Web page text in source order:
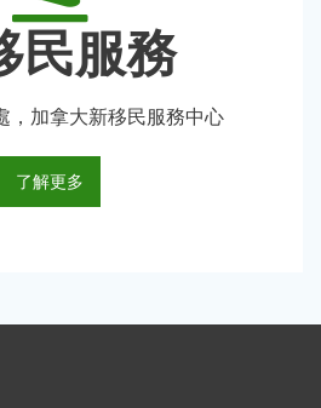
民服務
，加拿大新移民服務中心
了解更多